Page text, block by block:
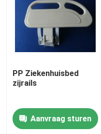
Over ons
PP Ziekenhuisbed
zijrails
Aanvraag sturen